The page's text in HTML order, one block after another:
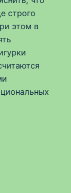
строго
этом в